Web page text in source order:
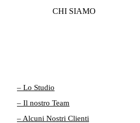
CHI SIAMO
– Lo Studio
– Il nostro Team
– Alcuni Nostri Clienti